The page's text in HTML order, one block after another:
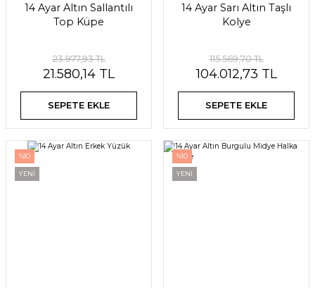
14 Ayar Altın Sallantılı
Top Küpe
23.977,93 TL
21.580,14 TL
SEPETE EKLE
14 Ayar Sarı Altın Taşlı
Kolye
115.569,70 TL
104.012,73 TL
SEPETE EKLE
%10
YENİ
%10
YENİ